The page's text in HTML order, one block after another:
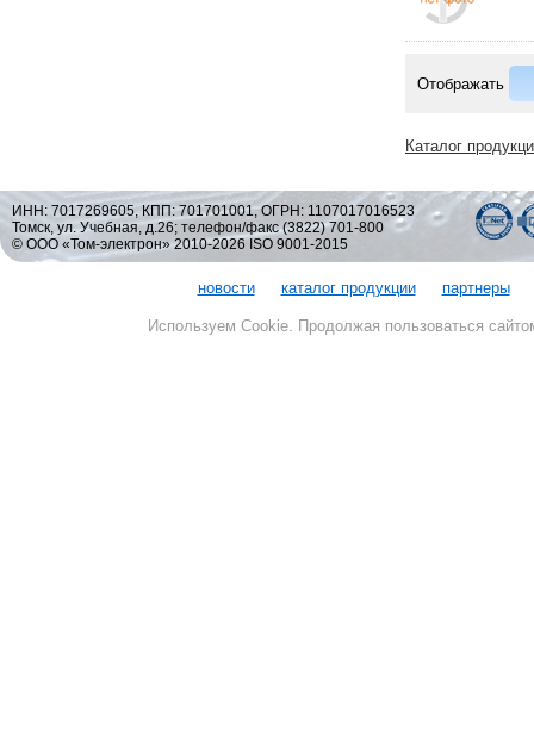
Отображать
Каталог
ИНН: 7017269605, КПП: 701701001, ОГРН: 1107017016523
Томск, ул. Учебная, д.26; телефон/факс (3822) 701-800
© ООО «Том-электрон» 2010-2026 ISO 9001-2015
новости каталог продукции партнеры
Используем Cookie. Продолжая пользоваться